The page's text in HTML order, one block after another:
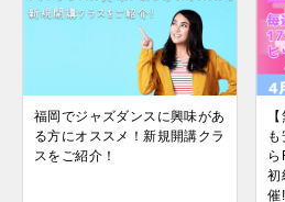
福岡でジャズダンスに興味があ
る方にオススメ！新規開講クラ
スをご紹介！
初
催